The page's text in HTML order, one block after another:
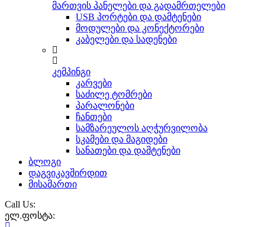
მართვის პანელები და გადამრთელები
USB პორტები და დამტენები
მოდულები და კონექტორები
კაბელები და სადენები
კემპინგი
კარვები
საძილე ტომრები
პარალონები
ჩანთები
სამზარეულოს აღჭურვილობა
სკამები და მაგიდები
სანათები და დამტენები
ბლოგი
დაგვიკავშირდით
მისამართი
Call Us:
ელ.ფოსტა: